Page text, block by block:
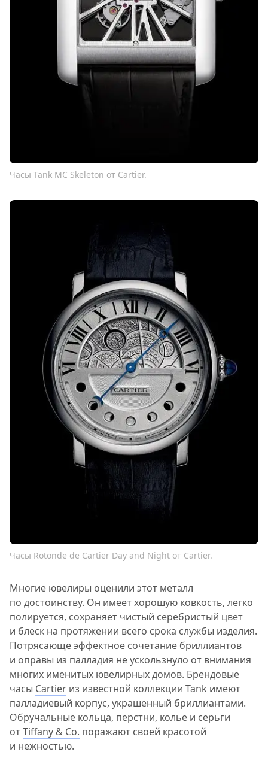
Часы Tank MC Skeleton от Cartier.
Часы Rotonde de Cartier Day and Night от Cartier.
Многие ювелиры оценили этот металл
по достоинству. Он имеет хорошую ковкость, легко
полируется, сохраняет чистый серебристый цвет
и блеск на протяжении всего срока службы изделия.
Потрясающе эффектное сочетание бриллиантов
и оправы из палладия не ускользнуло от внимания
многих именитых ювелирных домов. Брендовые
часы Cartier из известной коллекции Tank имеют
палладиевый корпус, украшенный бриллиантами.
Обручальные кольца, перстни, колье и серьги
отTiffany & Co. поражают своей красотой
и нежностью.